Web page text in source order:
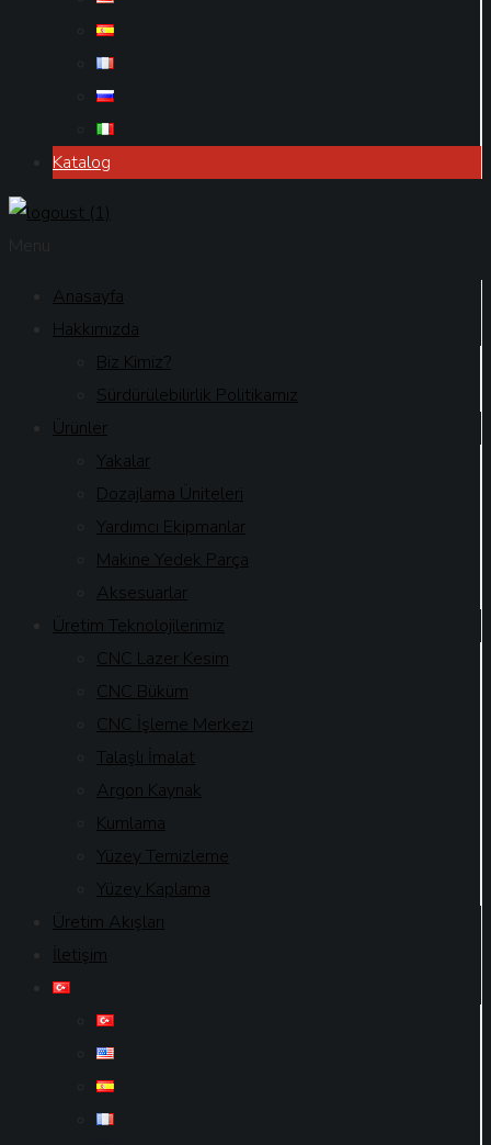
Katalog
Anasayfa
Hakkımızda
Biz Kimiz?
Sürdürülebilirlik Politikamız
Ürünler
Yakalar
Dozajlama Üniteleri
Yardımcı Ekipmanlar
Makine Yedek Parça
Aksesuarlar
Üretim Teknolojilerimiz
CNC Lazer Kesim
CNC Büküm
CNC İşleme Merkezi
Talaşlı İmalat
Argon Kaynak
Kumlama
Yüzey Temizleme
Yüzey Kaplama
Üretim Akışları
İletişim